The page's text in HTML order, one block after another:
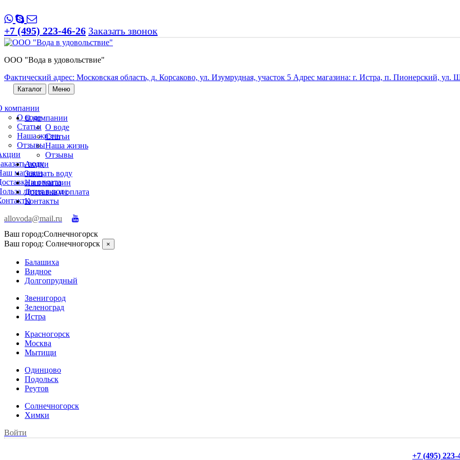
+7 (495) 223-46-26 Заказать звонок
ООО "Вода в удовольствие"
Фактический адрес: Московская область, д. Корсаково, ул. Изумрудная, участок 5 Адрес магазина: г. Истра, п. Пионерский, ул.
Каталог Меню
компании
О воде
Статьи
Наша жизнь
Отзывы
воду
магазин
и оплата
лития в воде
О компании
О воде
Статьи
Наша жизнь
Отзывы
Акции
Заказать воду
Наш магазин
Доставка и оплата
Контакты
allovoda@mail.ru
Ваш город:Солнечногорск
Ваш город: Солнечногорск ×
Балашиха
Видное
Долгопрудный
Звенигород
Зеленоград
Истра
Красногорск
Москва
Мытищи
Одинцово
Подольск
Реутов
Солнечногорск
Химки
Войти
+7 (495) 223-